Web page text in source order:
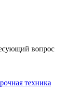
вопрос
техника